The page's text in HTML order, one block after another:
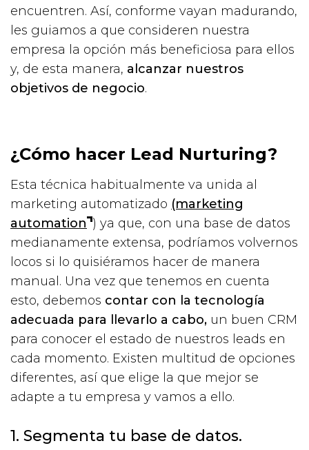
encuentren. Así, conforme vayan madurando,
les guiamos a que consideren nuestra
empresa la opción más beneficiosa para ellos
y, de esta manera, alcanzar nuestros
objetivos de negocio.
¿Cómo hacer Lead Nurturing?
Esta técnica habitualmente va unida al
marketing automatizado (marketing
automation ) ya que, con una base de datos
medianamente extensa, podríamos volvernos
locos si lo quisiéramos hacer de manera
manual. Una vez que tenemos en cuenta
esto, debemos contar con la tecnología
adecuada para llevarlo a cabo, un buen CRM
para conocer el estado de nuestros leads en
cada momento. Existen multitud de opciones
diferentes, así que elige la que mejor se
adapte a tu empresa y vamos a ello.
1. Segmenta tu base de datos.